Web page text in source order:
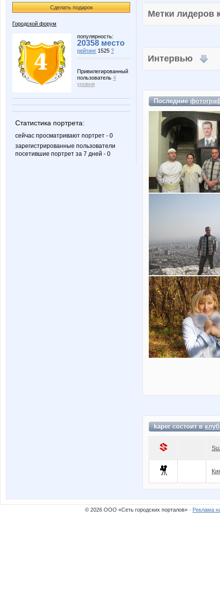
Сделать подарок
Городской форум
популярность:
20358 место
рейтинг 1525 ?
Привилегированный
пользователь 4
уровня
Статистика портрета:
сейчас просматривают портрет - 0
зарегистрированные пользователи
посетившие портрет за 7 дней - 0
Метки
Интервью
Последние
kaper состоит в
© 2026 ООО «Сеть городских порталов» · Реклама